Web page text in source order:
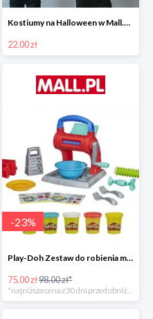
Kostiumy na Halloween w Mall.pl od 22 zł
22.00 zł
-23%
Play-Doh Zestaw do robienia makaronów -23%
75.00 zł98.00 zł*